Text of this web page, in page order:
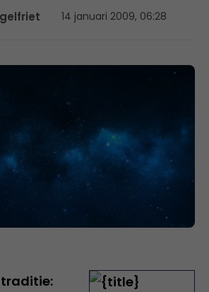
14 januari 2009, 06:28
traditie: